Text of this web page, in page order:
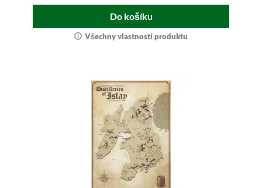
Do košíku
Všechny vlastnosti produktu